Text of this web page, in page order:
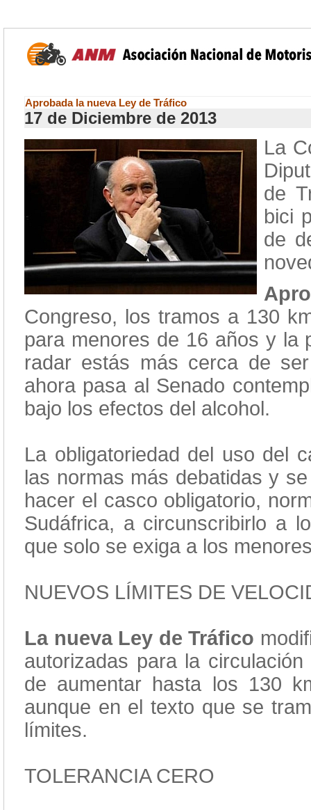
Aprobada la nueva Ley de Tráfico
17 de Diciembre de 2013
La
de
bici
de
Congreso, los tramos a 130
para menores de 16 años y la
radar estás más cerca de
ahora pasa al Senado
bajo los efectos del alcohol.
La obligatoriedad del uso del
las normas más debatidas y
hacer el casco obligatorio,
Sudáfrica, a circunscribirlo a
que solo se exiga a los
NUEVOS LÍMITES DE
La nueva Ley de Tráfico
autorizadas para la
de aumentar hasta los 130
aunque en el texto que se
límites.
TOLERANCIA CERO